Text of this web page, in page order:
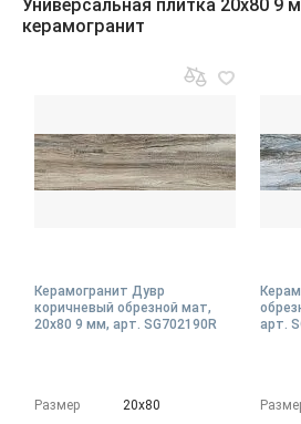
Универсальная плитка 20x80 9
керамогранит
Керамогранит Дувр
коричневый обрезной мат,
20x80 9 мм, арт. SG702190R
Размер
20х80
арт.